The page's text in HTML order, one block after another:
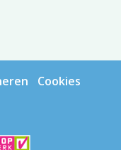
Cookies